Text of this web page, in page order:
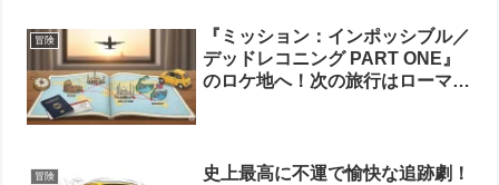
冒険
『ミッション：インポッシブル／
デッドレコニング PART ONE』
のロケ地へ！次の旅行はローマ、
冒険
史上最高に不運で愉快な追跡劇！